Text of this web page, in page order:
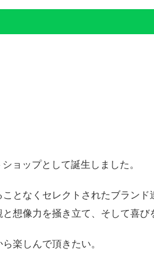
ョップとして誕生しました。
となくセレクトされたブラン
想像力を掻き立て、そして喜び
楽しんで頂きたい。